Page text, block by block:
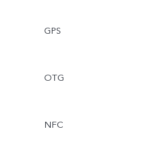
GPS
OTG
NFC